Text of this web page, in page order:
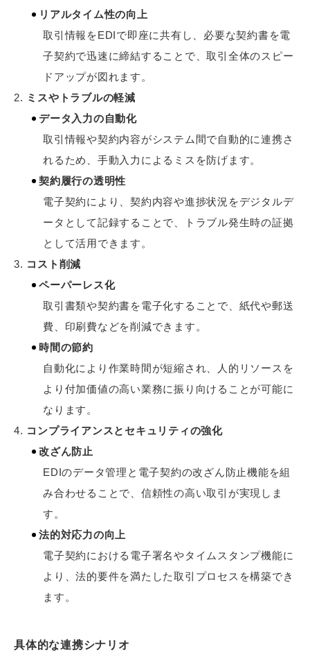
リアルタイム性の向上
取引情報をEDIで即座に共有し、必要な契約書を電
子契約で迅速に締結することで、取引全体のスピー
ドアップが図れます。
ミスやトラブルの軽減
データ入力の自動化
取引情報や契約内容がシステム間で自動的に連携さ
れるため、手動入力によるミスを防げます。
契約履行の透明性
電子契約により、契約内容や進捗状況をデジタルデ
ータとして記録することで、トラブル発生時の証拠
として活用できます。
コスト削減
ペーパーレス化
取引書類や契約書を電子化することで、紙代や郵送
費、印刷費などを削減できます。
時間の節約
自動化により作業時間が短縮され、人的リソースを
より付加価値の高い業務に振り向けることが可能に
なります。
コンプライアンスとセキュリティの強化
改ざん防止
EDIのデータ管理と電子契約の改ざん防止機能を組
み合わせることで、信頼性の高い取引が実現しま
す。
法的対応力の向上
電子契約における電子署名やタイムスタンプ機能に
より、法的要件を満たした取引プロセスを構築でき
ます。
具体的な連携シナリオ